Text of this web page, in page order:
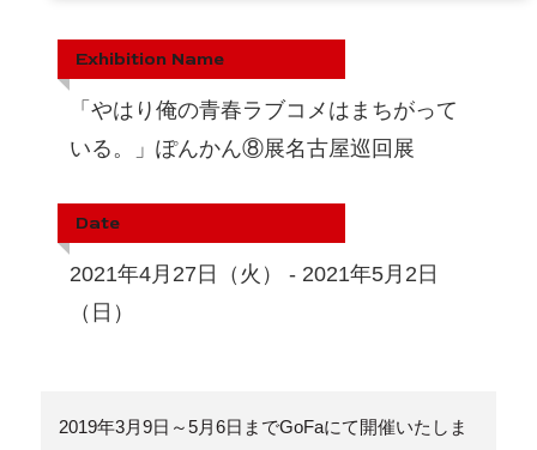
Exhibition Name
「やはり俺の青春ラブコメはまちがって
いる。」ぽんかん⑧展名古屋巡回展
Date
2021年4月27日（火） - 2021年5月2日
（日）
2019年3月9日～5月6日までGoFaにて開催いたしま